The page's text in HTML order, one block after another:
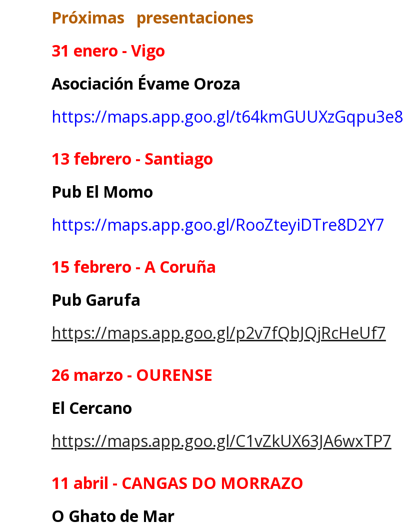
Próximas presentaciones
31 enero - Vigo
Asociación Évame Oroza
https://maps.app.goo.gl/t64kmGUUXzGqpu3e8
13 febrero - Santiago
Pub El Momo
https://maps.app.goo.gl/RooZteyiDTre8D2Y7
15 febrero - A Coruña
Pub Garufa
https://maps.app.goo.gl/p2v7fQbJQjRcHeUf7
26 marzo - OURENSE
El Cercano
https://maps.app.goo.gl/C1vZkUX63JA6wxTP7
11 abril - CANGAS DO MORRAZO
O Ghato de Mar